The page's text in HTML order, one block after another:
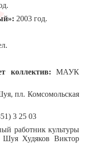
2003 год.
коллектив: МАУК
пл. Комсомольская
3 25 03
работник культуры
Худяков Виктор